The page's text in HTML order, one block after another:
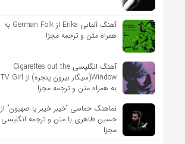
آهنگ آلمانی Erika از German Folk به
همراه متن و ترجمه مجزا
آهنگ انگلیسی Cigarettes out the
Window(سیگار بیرون پنجره) از TV Girl
به همراه متن و ترجمه مجزا
نماهنگ حماسی “خیبر خیبر یا صهیون” از
حسین طاهری با متن و ترجمه انگلیسی
مجزا